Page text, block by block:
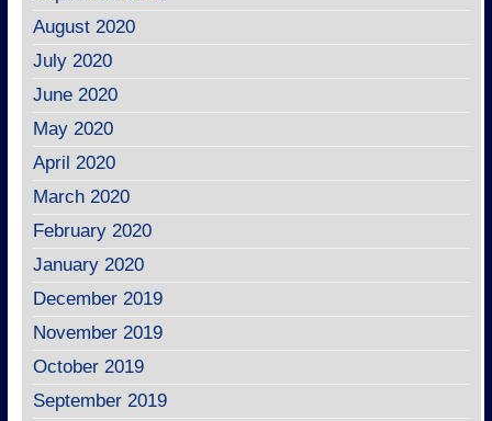
August 2020
July 2020
June 2020
May 2020
April 2020
March 2020
February 2020
January 2020
December 2019
November 2019
October 2019
September 2019